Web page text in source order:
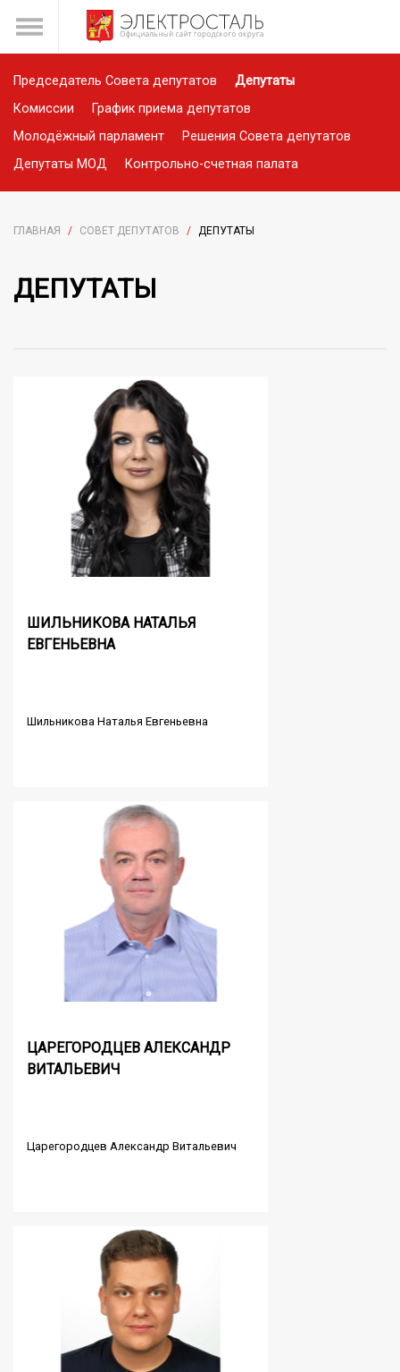
Председатель Совета депутатов
Депутаты
Комиссии
График приема депутатов
Молодёжный парламент
Решения Совета депутатов
Депутаты МОД
Контрольно-счетная палата
ГЛАВНАЯ / СОВЕТ ДЕПУТАТОВ / ДЕПУТАТЫ
ДЕПУТАТЫ
ШИЛЬНИКОВА НАТАЛЬЯ
ЕВГЕНЬЕВНА
Шильникова Наталья Евгеньевна
ЦАРЕГОРОДЦЕВ АЛЕКСАНДР
ВИТАЛЬЕВИЧ
Царегородцев Александр Витальевич